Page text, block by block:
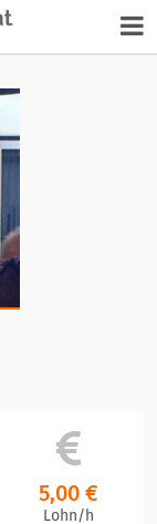
5,00 €
Lohn/h